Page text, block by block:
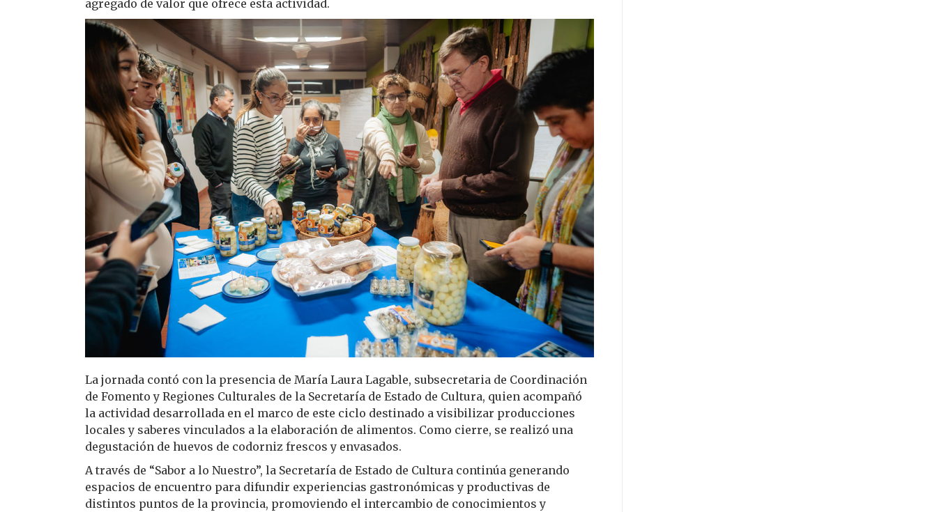
agregado de valor que ofrece esta actividad.
La jornada contó con la presencia de María Laura Lagable, subsecretaria de Coordinación
de Fomento y Regiones Culturales de la Secretaría de Estado de Cultura, quien acompañó
la actividad desarrollada en el marco de este ciclo destinado a visibilizar producciones
locales y saberes vinculados a la elaboración de alimentos. Como cierre, se realizó una
degustación de huevos de codorniz frescos y envasados.
A través de “Sabor a lo Nuestro”, la Secretaría de Estado de Cultura continúa generando
espacios de encuentro para difundir experiencias gastronómicas y productivas de
distintos puntos de la provincia, promoviendo el intercambio de conocimientos y